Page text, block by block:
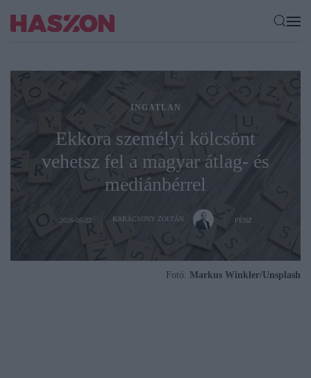
INGATLAN
Ekkora személyi kölcsönt
vehetsz fel a magyar átlag- és
mediánbérrel
2026-05-22 KARÁCSONY ZOLTÁN PÉNZ
Fotó: Markus Winkler/Unsplash